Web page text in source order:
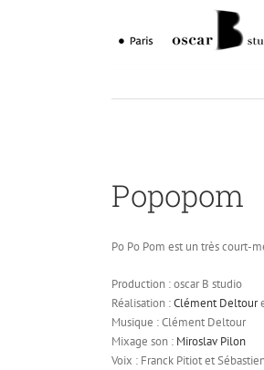
Popopom
Po Po Pom est un très court-
Production : oscar B studio
Réalisation :Clément Deltour
Musique : Clément Deltour
Mixage son : Miroslav Pilon
Voix : Franck Pitiot et